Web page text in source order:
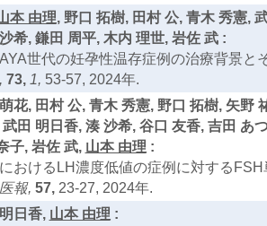
本 由理, 野口 拓樹, 田村 公, 青木 秀憲,
希, 鎌田 周平, 木内 理世, 岩佐 武 :
世代の妊孕性温存症例の治療背景と
73, 1, 53-57, 2024年.
花, 田村 公, 青木 秀憲, 野口 拓樹, 矢野
田 明日香, 湊 沙希, 谷口 友香, 吉田 あ
子, 岩佐 武, 山本 由理 :
おけるLH濃度低値の症例に対する
報, 57, 23-27, 2024年.
日香, 山本 由理 :